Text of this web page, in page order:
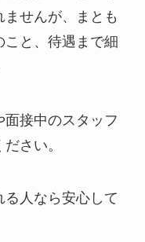
せんが、まとも
こと、待遇まで細
接中のスタッフ
さい。
人なら安心して